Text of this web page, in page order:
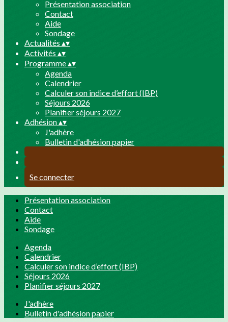
Présentation association
Contact
Aide
Sondage
Actualités ▴▾
Activités ▴▾
Programme▴▾
Agenda
Calendrier
Calculer son indice d’effort (IBP)
Séjours 2026
Planifier séjours 2027
Adhésion▴▾
J'adhère
Bulletin d'adhésion papier
Se connecter
Présentation association
Contact
Aide
Sondage
Agenda
Calendrier
Calculer son indice d’effort (IBP)
Séjours 2026
Planifier séjours 2027
J'adhère
Bulletin d'adhésion papier